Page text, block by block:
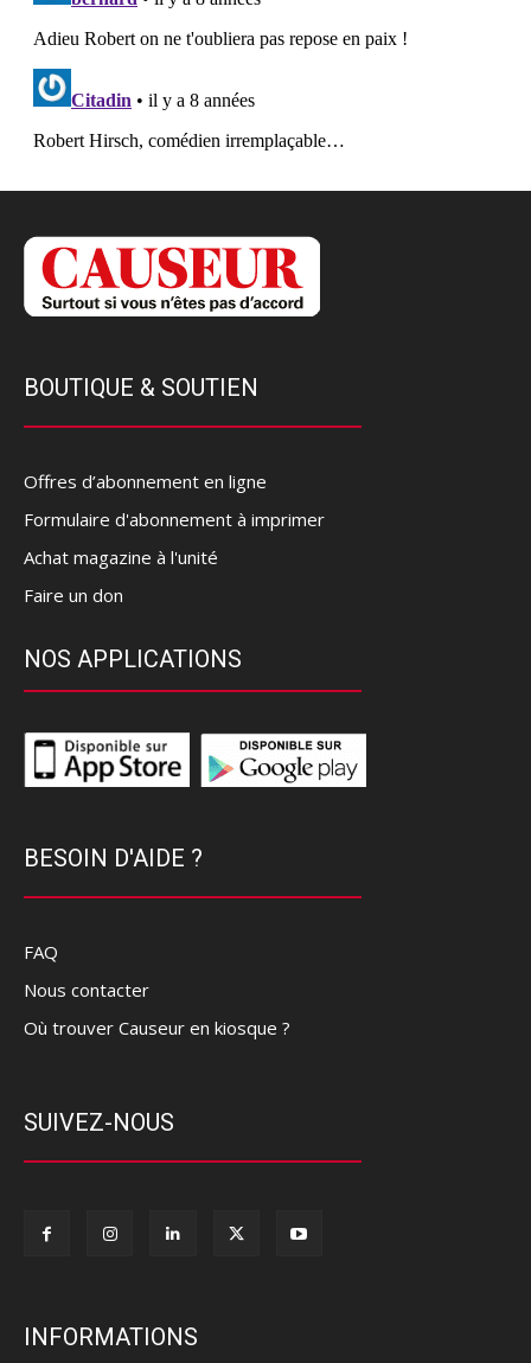
BOUTIQUE & SOUTIEN
Offres d’abonnement en ligne
Formulaire d'abonnement à imprimer
Achat magazine à l'unité
Faire un don
NOS APPLICATIONS
BESOIN D'AIDE ?
FAQ
Nous contacter
Où trouver Causeur en kiosque ?
SUIVEZ-NOUS
INFORMATIONS